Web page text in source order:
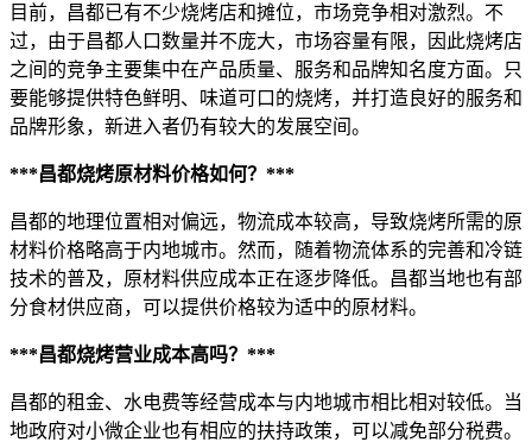
目前，昌都已有不少烧烤店和摊位，市场竞争相对激烈。不
过，由于昌都人口数量并不庞大，市场容量有限，因此烧烤店
之间的竞争主要集中在产品质量、服务和品牌知名度方面。只
要能够提供特色鲜明、味道可口的烧烤，并打造良好的服务和
品牌形象，新进入者仍有较大的发展空间。
***昌都烧烤原材料价格如何？***
昌都的地理位置相对偏远，物流成本较高，导致烧烤所需的原
材料价格略高于内地城市。然而，随着物流体系的完善和冷链
技术的普及，原材料供应成本正在逐步降低。昌都当地也有部
分食材供应商，可以提供价格较为适中的原材料。
***昌都烧烤营业成本高吗？***
昌都的租金、水电费等经营成本与内地城市相比相对较低。当
地政府对小微企业也有相应的扶持政策，可以减免部分税费。